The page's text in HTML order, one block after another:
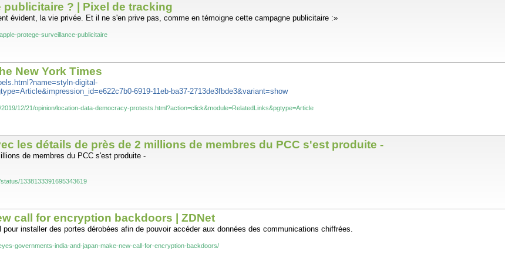
? | Pixel de tracking
évident, la vie privée. Et il ne s'en prive pas, comme en témoigne cette campagne publicitaire :»
protege-surveillance-publicitaire
New York Times
digital-
6919-11eb-ba37-2713de3fbde3&variant=show
12/21/opinion/location-data-democracy-protests.html?action=click&module=RelatedLinks&pgtype=Article
les détails de près de 2 millions de membres du PCC s'est produite -
de membres du PCC s'est produite -
1338133391695343619
call for encryption backdoors | ZDNet
installer des portes dérobées afin de pouvoir accéder aux données des communications chiffrées.
governments-india-and-japan-make-new-call-for-encryption-backdoors/